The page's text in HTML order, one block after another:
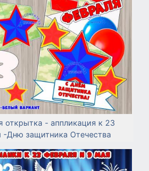
открытка - аппликация к 23
-Дню защитника Отечества